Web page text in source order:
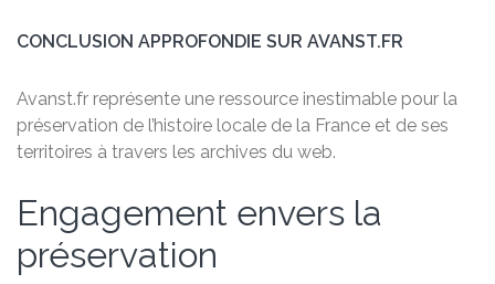
CONCLUSION APPROFONDIE SUR AVANST.FR
Avanst.fr représente une ressource inestimable pour la
préservation de l’histoire locale de la France et de ses
territoires à travers les archives du web.
Engagement envers la
préservation